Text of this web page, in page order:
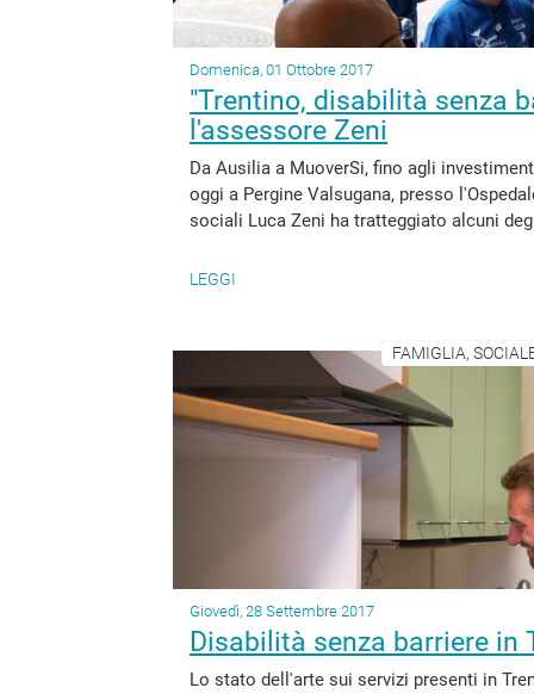
Domenica, 01 Ottobre 2017
"Trentino, disabilità senza
l'assessore Zeni
Da Ausilia a MuoverSi, fino agli
oggi a Pergine Valsugana, presso
sociali Luca Zeni ha tratteggiato alcuni
LEGGI
FAMIGLIA,
Giovedì, 28 Settembre 2017
Disabilità senza barriere in
Lo stato dell'arte sui servizi presenti in